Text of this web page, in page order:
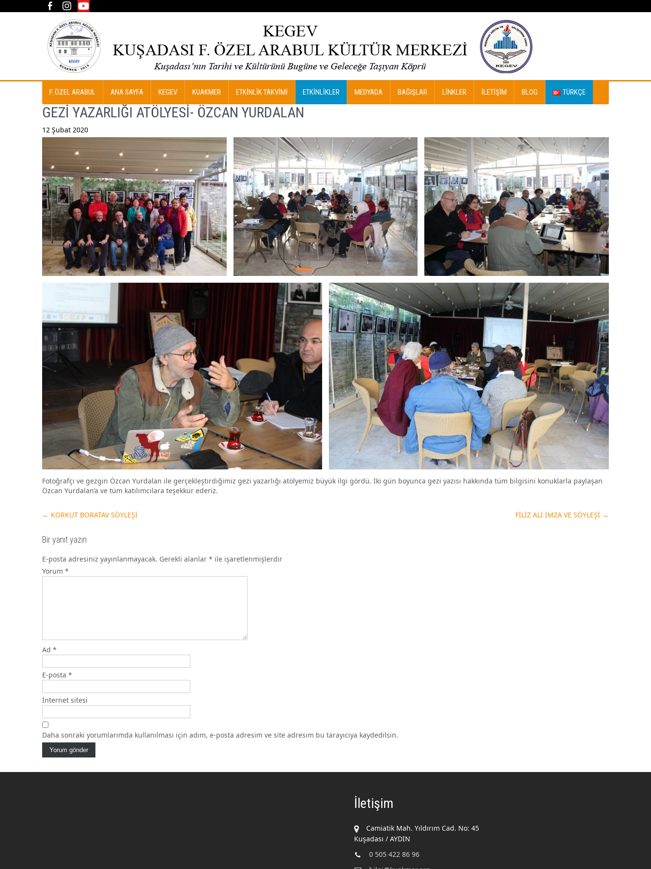
F. ÖZEL ARABUL ANA SAYFA KEGEV KUAKMER ETKİNLİK TAKVİMİ ETKİNLİKLER MEDYADA BAĞIŞLAR LINKLER İLETIŞIM BLOG TÜRKÇE
GEZİ YAZARLIĞI ATÖLYESİ- ÖZCAN YURDALAN
12 Şubat 2020
Fotoğrafçı ve gezgin Özcan Yurdalan ile gerçekleştirdiğimiz gezi yazarlığı atölyemiz büyük ilgi gördü. İki gün boyunca gezi yazısı hakkında tüm bilgisini konuklarla paylaşan
Özcan Yurdalan’a ve tüm katılımcılara teşekkür ederiz.
Post
navigation
← KORKUT BORATAV SÖYLEŞİ FİLİZ ALİ İMZA VE SÖYLEŞİ →
Bir yanıt yazın
E-posta adresiniz yayınlanmayacak. Gerekli alanlar * ile işaretlenmişlerdir
Yorum *
Ad *
E-posta *
İnternet sitesi
Daha sonraki yorumlarımda kullanılması için adım, e-posta adresim ve site adresim bu tarayıcıya kaydedilsin.
İletişim
Camiatik Mah. Yıldırım Cad. No: 45
Kuşadası / AYDIN
0 505 422 86 96